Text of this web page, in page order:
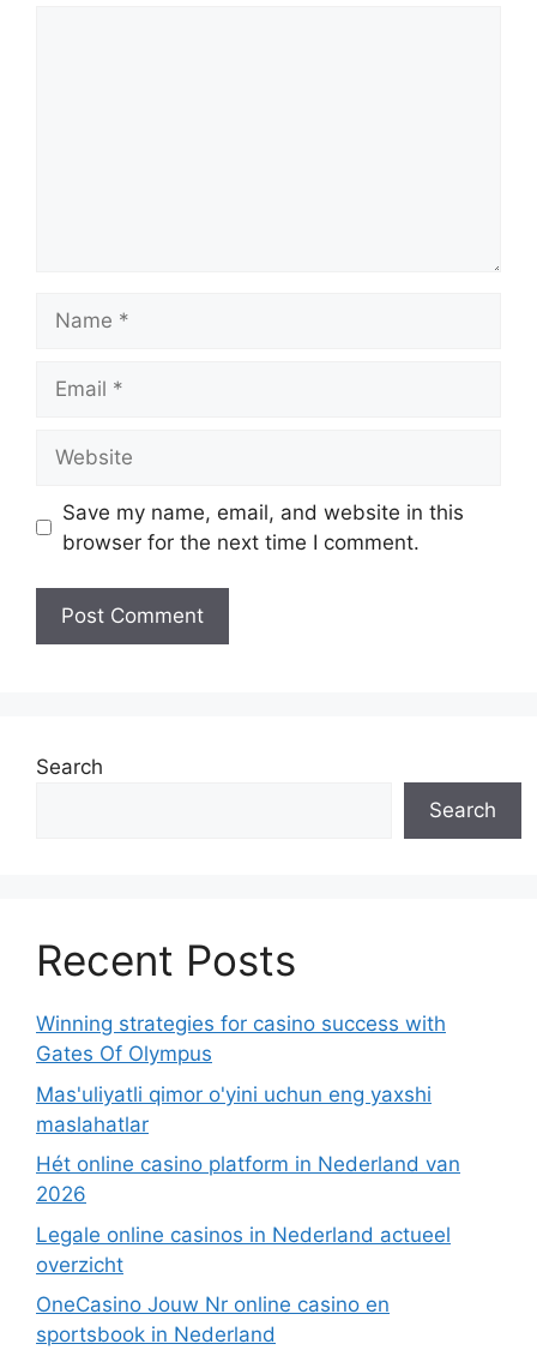
Save my name, email, and website in this
browser for the next time I comment.
Search
Search
Recent Posts
Winning strategies for casino success with
Gates Of Olympus
Mas'uliyatli qimor o'yini uchun eng yaxshi
maslahatlar
Hét online casino platform in Nederland van
2026
Legale online casinos in Nederland actueel
overzicht
OneCasino Jouw Nr online casino en
sportsbook in Nederland